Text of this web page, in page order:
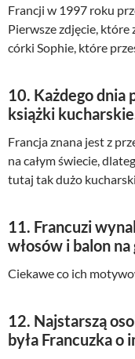
Francji w 1997 roku
Pierwsze zdjęcie, które
córki Sophie, które
10. Każdego dnia
książki
Francja znana jest z
na całym świecie,
tutaj tak dużo
11. Francuzi
włosów i balon
Ciekawe co ich
12. Najstarszą
była Francuzka o